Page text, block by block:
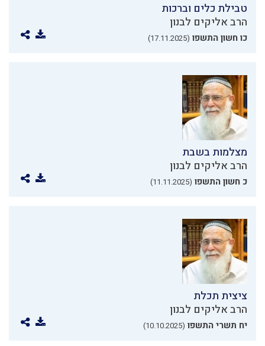
טבילת כלים וברכות
הרב אליקים לבנון
כו חשון התשפו (17.11.2025)
מצלמות בשבת
הרב אליקים לבנון
כ חשון התשפו (11.11.2025)
ציצית תכלת
הרב אליקים לבנון
יח תשרי התשפו (10.10.2025)